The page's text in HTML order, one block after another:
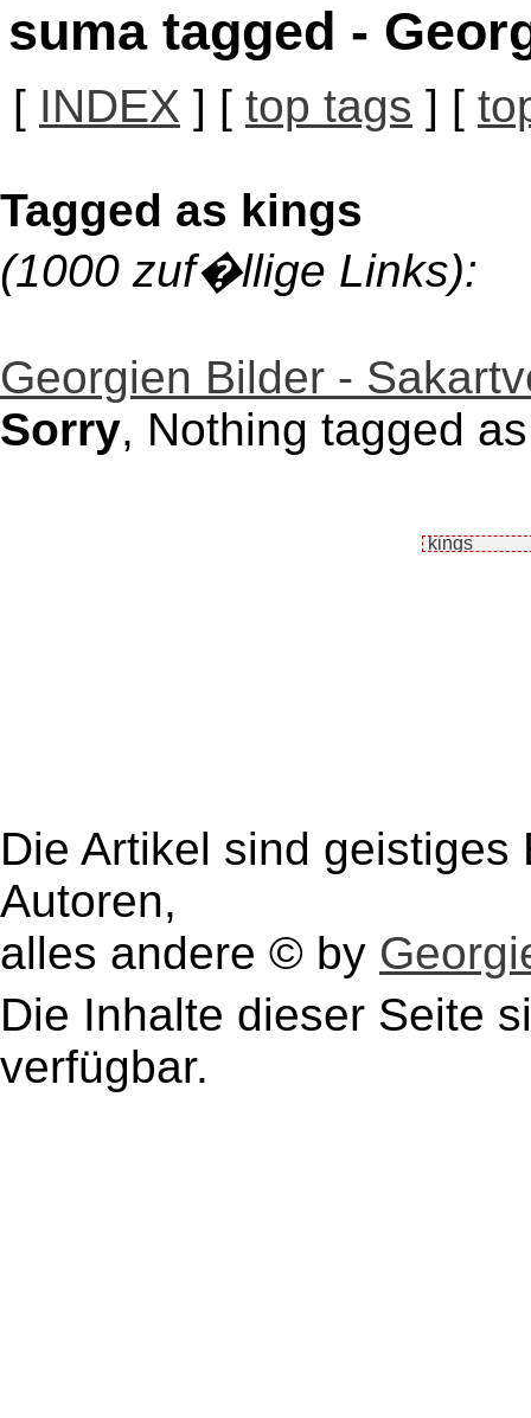
suma tagged -
[ INDEX ] [ top tags ] [
Tagged as kings
(1000 zuf�llige Links):
Georgien Bilder -
Sorry, Nothing tagged
Die Artikel sind
Autoren,
alles andere © by
Die Inhalte dieser Seite
verfügbar.